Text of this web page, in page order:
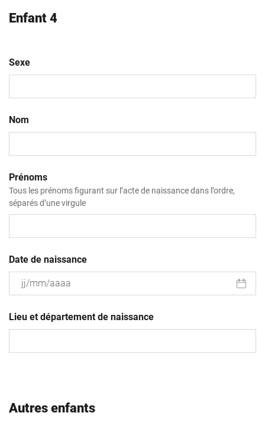
Enfant 4
Sexe
Nom
Prénoms
Tous les prénoms figurant sur l’acte de naissance dans l’ordre,
séparés d’une virgule
Date de naissance
slash
MM
Lieu et département de naissance
Autres enfants